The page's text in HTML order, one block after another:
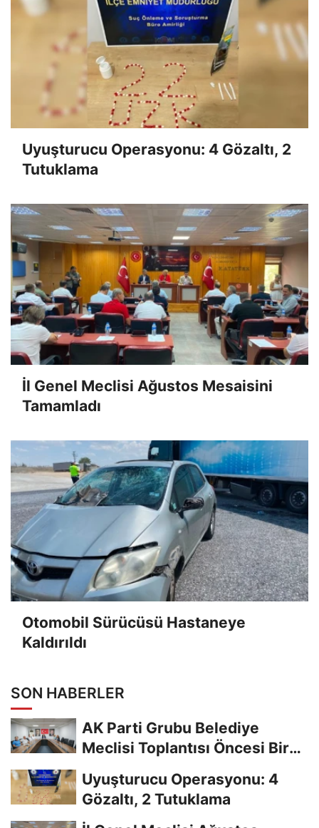
Uyuşturucu Operasyonu: 4 Gözaltı, 2
Tutuklama
İl Genel Meclisi Ağustos Mesaisini
Tamamladı
Otomobil Sürücüsü Hastaneye
Kaldırıldı
SON HABERLER
AK Parti Grubu Belediye
Meclisi Toplantısı Öncesi Bir
Uyuşturucu Operasyonu: 4
Gözaltı, 2 Tutuklama